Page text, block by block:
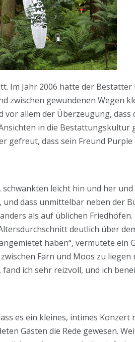
Im Jahr 2006 hatte der
gewundenen Wegen
allem der Überzeugung,
in die Bestattungskultur
gefreut, dass sein Freund
leicht hin und her
dass unmittelbar neben der
als auf üblichen
deutlich über
haben“, vermutete ein
Farn und Moos zu liegen
ich sehr reizvoll, und ich
es ein kleines, intimes Konzert
Gästen die Rede gewesen.